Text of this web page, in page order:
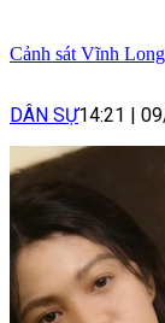
Cảnh sát Vĩnh
DÂN SỰ14:21